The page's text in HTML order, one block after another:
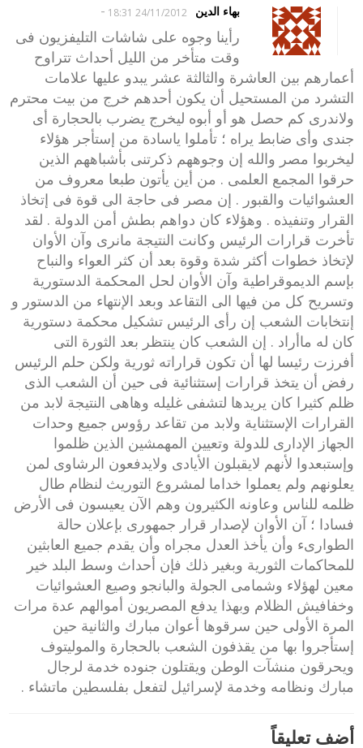
بهاء الدين 24/11/2012 18:31
-
رأينا وجوه على شاشات التليفزيون فى
وقت متأخر من الليل أحداث تتراوح
أعمارهم بين العاشرة والثالثة عشر يبدو عليها علامات
التشرد من المستحيل أن يكون أحدهم خرج من بيت محترم
ولاندرى كم حصل هو أو أبوه ليخرج يضرب بالحجارة أى
جندى وأى ضابط يراه ؛ تأملوا ياسادة من إستأجر هؤلاء
ليخربوا مصر والله إن وجوههم ذكرتنى بأشباههم الذين
حرقوا المجمع العلمى . من أين يأتون طبعا معروف من
العشوائيات والقبور . إن مصر فى حاجة الى قوة فى إتخاذ
القرار وتنفيذه . وهؤلاء كان دواهم بطش أمن الدولة . لقد
تأخرت قرارات الرئيس وكانت النتيجة مانرى وآن الأوان
لإتخاذ خطوات أكثر شدة وقوة بعد أن كثر العواء والنباح
بإسم الديموقراطية وآن الأوان لحل المحكمة الدستورية
وتسريح كل من فيها الى التقاعد وبعد الإنتهاء من الدستور و
إنتخابات الشعب إن رأى الرئيس تشكيل محكمة دستورية
كان له ماأراد . إن الشعب كان ينتظر بعد الثورة التى
أفرزت رئيسا لها أن تكون قراراته ثورية ولكن حلم الرئيس
رفض أن يتخذ قرارات إستثنائية فى حين أن الشعب الذى
ظلم كثيرا كان يريدها لتشفى غليله وهاهى النتيجة لابد من
القرارات الإستثناية ولابد من تقاعد رؤوس جميع وحدات
الجهاز الإدارى للدولة وتعيين المهمشين الذين ظلموا
وإستبعدوا لأنهم لايقبلون الأيادى ولايدفعون الرشاوى لمن
يعلونهم ولم يعملوا خداما لمشروع التوريث لنظام طال
ظلمه للناس وعاونه الكثيرون وهم الآن يعيسون فى الأرض
فسادا ؛ آن الأوان لإصدار قرار جمهورى بإعلان حالة
الطوارىء وأن يأخذ العدل مجراه وأن يقدم جميع العابثين
للمحاكمات الثورية وبغير ذلك فإن أحداث وسط البلد خير
معين لهؤلاء وشمامى الجولة والبانجو وصيع العشوائيات
وخفافيش الظلام وبهذا يدفع المصريون أموالهم عدة مرات
المرة الأولى حين سرقوها أعوان مبارك والثانية حين
إستأجروا بها من يقذفون الشعب بالحجارة والموليتوف
ويحرقون منشآت الوطن ويقتلون جنوده خدمة لرجال
مبارك ونظامه وخدمة لإسرائيل لتفعل بفلسطين ماتشاء .
أضف تعليقاً